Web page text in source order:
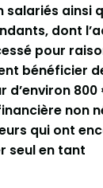
salariés ainsi
dont
pour
bénéficier
d’environ
non
qui ont
seul en tant